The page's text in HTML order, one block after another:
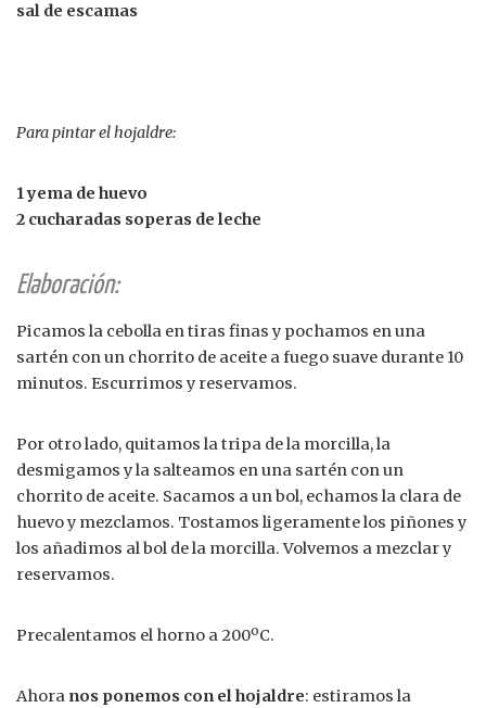
sal de escamas
Para pintar el hojaldre:
1 yema de huevo
2 cucharadas soperas de leche
Elaboración:
Picamos la cebolla en tiras finas y pochamos en una
sartén con un chorrito de aceite a fuego suave durante 10
minutos. Escurrimos y reservamos.
Por otro lado, quitamos la tripa de la morcilla, la
desmigamos y la salteamos en una sartén con un
chorrito de aceite. Sacamos a un bol, echamos la clara de
huevo y mezclamos. Tostamos ligeramente los piñones y
los añadimos al bol de la morcilla. Volvemos a mezclar y
reservamos.
Precalentamos el horno a 200ºC.
Ahora nos ponemos con el hojaldre: estiramos la